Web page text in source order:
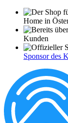
Home in
Kunden
Sponsor des